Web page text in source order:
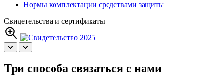
Нормы комплектации средствами защиты
Свидетельства и сертификаты
Три способа связаться с нами